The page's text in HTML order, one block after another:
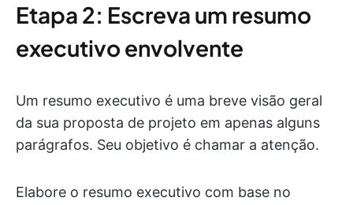
Etapa 2: Escreva um resumo
executivo envolvente
Um resumo executivo é uma breve visão geral
da sua proposta de projeto em apenas alguns
parágrafos. Seu objetivo é chamar a atenção.
Elabore o resumo executivo com base no